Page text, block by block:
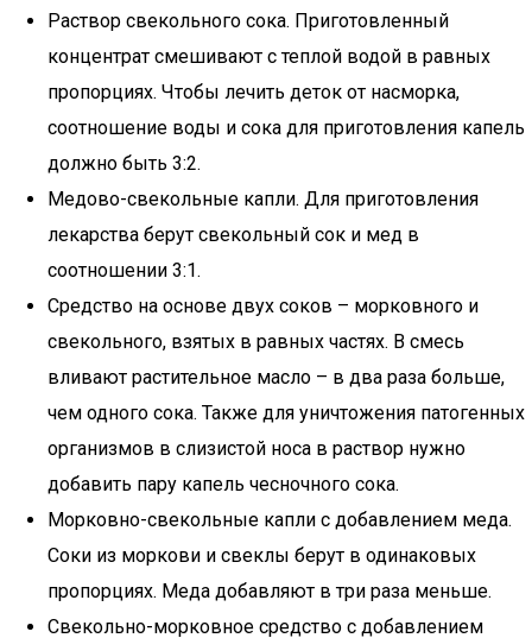
Раствор свекольного сока. Приготовленный
концентрат смешивают с теплой водой в равных
пропорциях. Чтобы лечить деток от насморка,
соотношение воды и сока для приготовления капель
должно быть 3:2.
Медово-свекольные капли. Для приготовления
лекарства берут свекольный сок и мед в
соотношении 3:1.
Средство на основе двух соков – морковного и
свекольного, взятых в равных частях. В смесь
вливают растительное масло – в два раза больше,
чем одного сока. Также для уничтожения патогенных
организмов в слизистой носа в раствор нужно
добавить пару капель чесночного сока.
Морковно-свекольные капли с добавлением меда.
Соки из моркови и свеклы берут в одинаковых
пропорциях. Меда добавляют в три раза меньше.
Свекольно-морковное средство с добавлением